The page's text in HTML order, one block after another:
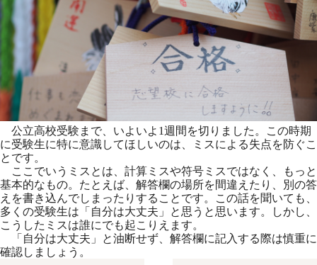
公立高校受験まで、いよいよ1週間を切りました。この時期
に受験生に特に意識してほしいのは、ミスによる失点を防ぐこ
とです。
ここでいうミスとは、計算ミスや符号ミスではなく、もっと
基本的なもの。たとえば、解答欄の場所を間違えたり、別の答
えを書き込んでしまったりすることです。この話を聞いても、
多くの受験生は「自分は大丈夫」と思うと思います。しかし、
こうしたミスは誰にでも起こりえます。
「自分は大丈夫」と油断せず、解答欄に記入する際は慎重に
確認しましょう。